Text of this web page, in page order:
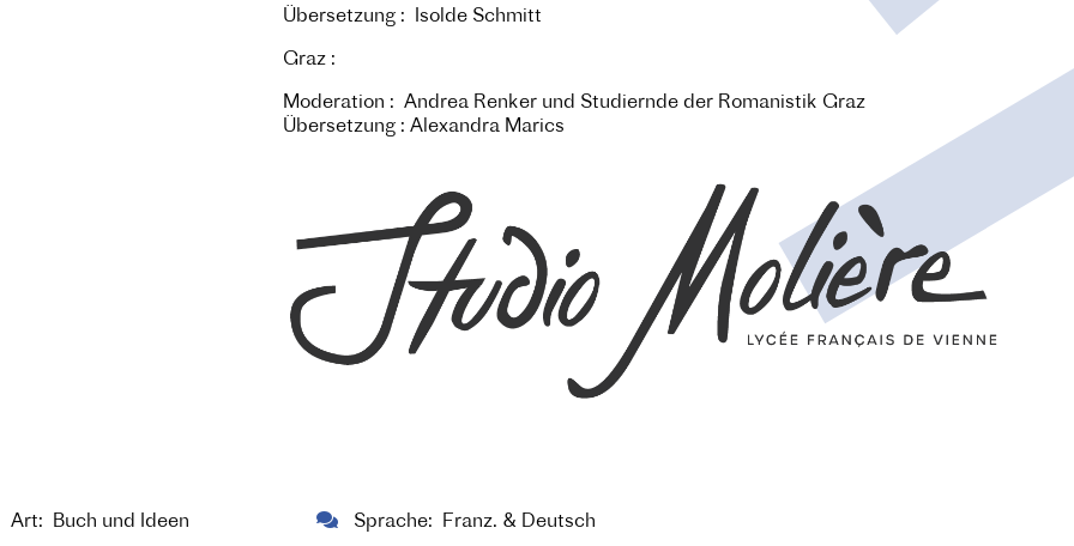
Übersetzung : Isolde Schmitt
Graz :
Moderation : Andrea Renker und Studiernde der Romanistik Graz
Übersetzung : Alexandra Marics
Art Buch und Ideen Sprache Franz. & Deutsch